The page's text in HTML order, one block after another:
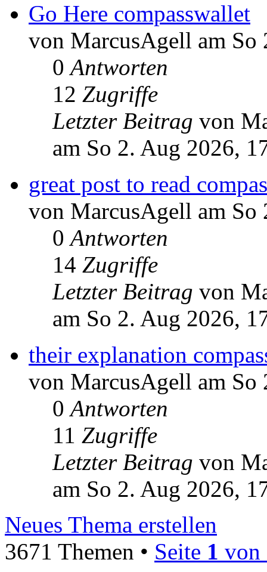
Go Here compasswallet
von MarcusAgell am So
0Antworten
12 Zugriffe
Letzter Beitrag von
am So 2. Aug 2026,
great post to read
von MarcusAgell am So
0Antworten
14 Zugriffe
Letzter Beitrag von
am So 2. Aug 2026,
their explanation
von MarcusAgell am So
0Antworten
11 Zugriffe
Letzter Beitrag von
am So 2. Aug 2026,
Neues Thema erstellen
3671 Themen • Seite 1 von